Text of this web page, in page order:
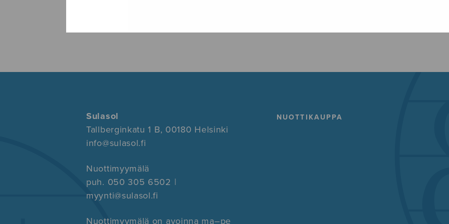
Sulasol
Tallberginkatu 1 B, 00180 Helsinki
info@sulasol.fi
Nuottimyymälä
puh. 050 305 6502 |
myynti@sulasol.fi
Nuottimyymälä on avoinna ma–pe
NUOTTIKAUPPA